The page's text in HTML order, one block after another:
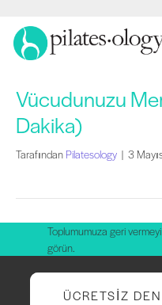
Vücudunuzu
Dakika)
Tarafından Pilatesology | 3
Toplumumuza geri
görün.
ÜCRETSIZ